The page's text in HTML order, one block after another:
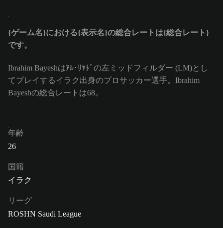
{ゲーム名}における{表示名}の総合レートは{総合レート}
です。
Ibrahim Bayeshはｱﾙ･ﾘﾔﾄﾞの左ミッドフィルダー (LM)とし
てプレイするイラク出身のプロサッカー選手。Ibrahim
Bayeshの総合レートは68。
年齢
26
国籍
イラク
リーグ
ROSHN Saudi League